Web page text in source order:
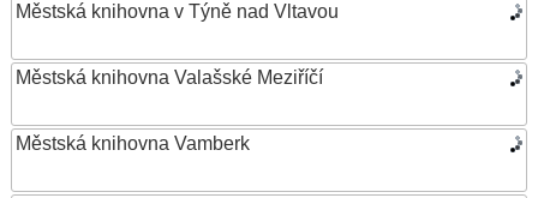
Městská knihovna v Týně nad Vltavou
Městská knihovna Valašské Meziříčí
Městská knihovna Vamberk